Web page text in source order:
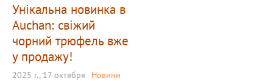
Унікальна новинка в
Auchan: свіжий
чорний трюфель вже
у продажу!
2025 г., 17 октября Новини